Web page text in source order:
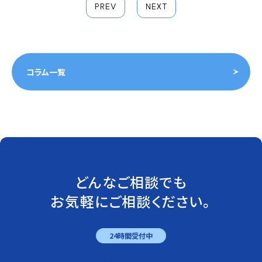
PREV NEXT
コラム一覧
どんなご相談でも
お気軽にご相談ください。
24時間受付中